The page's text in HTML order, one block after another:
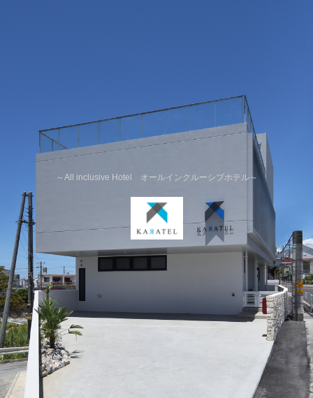
～All inclusive Hotel オールインクルーシブホテル～